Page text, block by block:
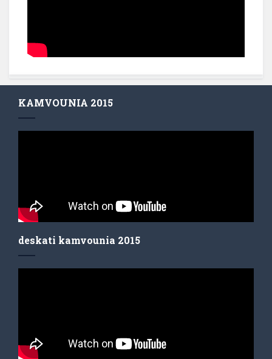
KAMVOUNIA 2015
deskati kamvounia 2015